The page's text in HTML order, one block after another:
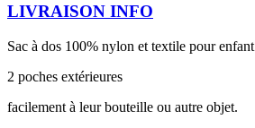
LIVRAISON INFO
Sac à dos 100% nylon et textile pour enfant
2 poches extérieures
facilement à leur bouteille ou autre objet.